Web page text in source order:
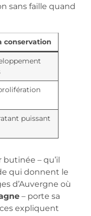
sans faille quand
conservation
puissant
– qu’il
qui donnent le
d’Auvergne où
– porte sa
expliquent